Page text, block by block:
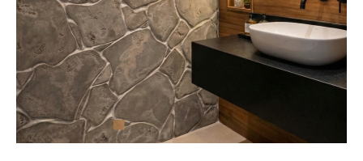
atemporal, ideal para composições internas e
externas que buscam autenticidade, aconchego e
sofisticação. Com extrato natural de rochas.
Design e autenticidade em cada peça.